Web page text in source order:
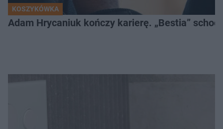
KOSZYKÓWKA
Adam Hrycaniuk kończy karierę. „Bestia”